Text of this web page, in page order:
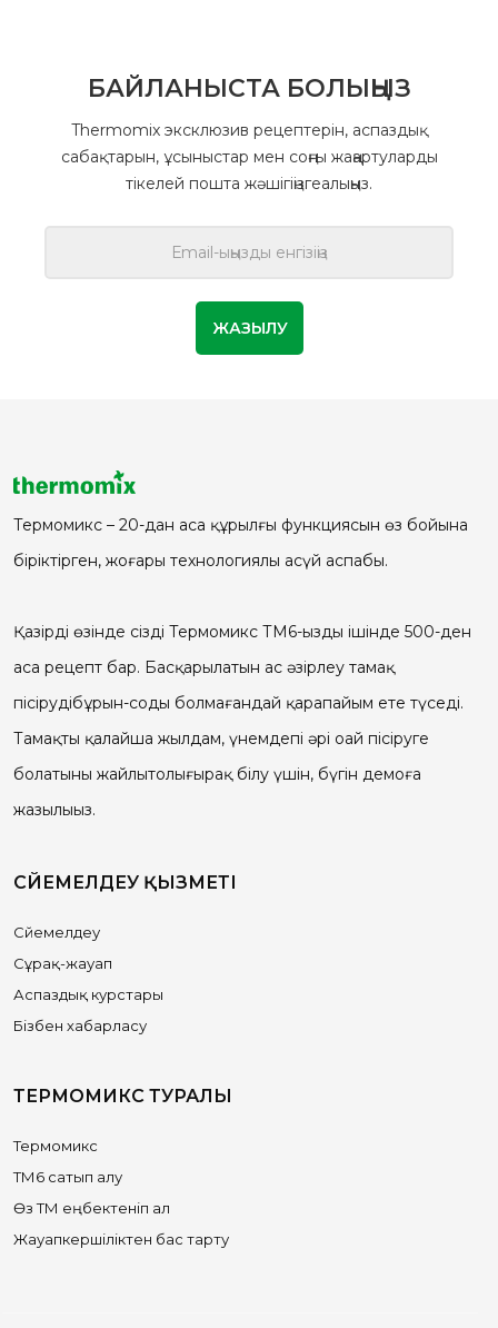
БАЙЛАНЫСТА БОЛЫҢЫЗ
Thermomix эксклюзив рецептерін, аспаздық
сабақтарын, ұсыныстар мен соңғы жаңартуларды
тікелей пошта жәшігіңізгеалыңыз.
Термомикс – 20-дан аса құрылғы функциясын өз бойына
біріктірген, жоғары технологиялы асүй аспабы.
Қазірдің өзінде сіздің Термомикс ТМ6-ңыздың ішінде 500-ден
аса рецепт бар. Басқарылатын ас әзірлеу тамақ
пісірудібұрын-соңды болмағандай қарапайым ете түседі.
Тамақты қалайша жылдам, үнемдепі әрі оңай пісіруге
болатыны жайлытолығырақ білу үшін, бүгін демоға
жазылыңыз.
СҮЙЕМЕЛДЕУ ҚЫЗМЕТІ
Сүйемелдеу
Сұрақ-жауап
Аспаздық курстары
Бізбен хабарласу
ТЕРМОМИКС ТУРАЛЫ
Термомикс
ТМ6 сатып алу
Өз ТМ еңбектеніп ал
Жауапкершіліктен бас тарту